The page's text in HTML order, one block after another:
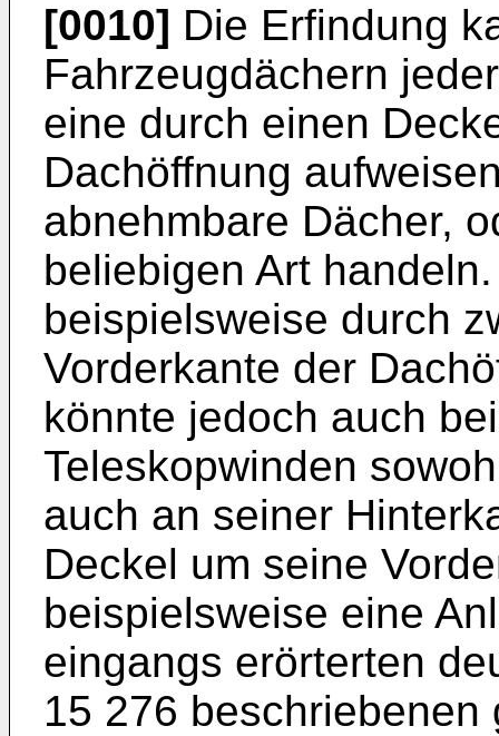
[0010] Die Erfindung
Fahrzeugdächern
eine durch einen
Dachöffnung
abnehmbare Dächer,
beliebigen Art
beispielsweise durch
Vorderkante der
könnte jedoch auch
Teleskopwinden
auch an seiner
Deckel um seine
beispielsweise eine
eingangs erörterten
15 276 beschriebenen